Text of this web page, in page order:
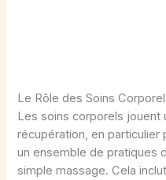
Le Rôle des Soins
Les soins corporels jouent
récupération, en
un ensemble de pratiques
simple massage. Cela